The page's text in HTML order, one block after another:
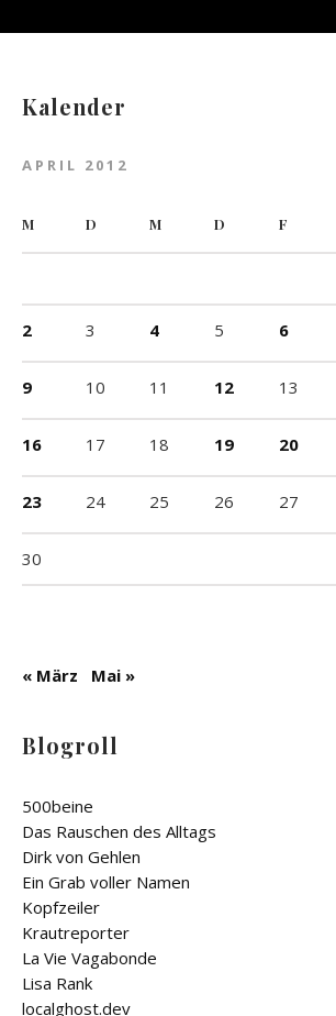
Kalender
APRIL 2012
M D M D F
2 3 4 5 6
9 10 11 12 13
16 17 18 19 20
23 24 25 26 27
30
« März Mai »
Blogroll
500beine
Das Rauschen des Alltags
Dirk von Gehlen
Ein Grab voller Namen
Kopfzeiler
Krautreporter
La Vie Vagabonde
Lisa Rank
localghost.dev